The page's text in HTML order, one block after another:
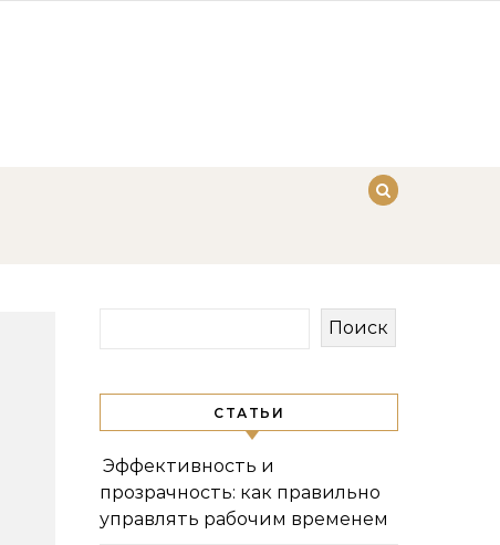
Поиск
СТАТЬИ
Эффективность и
прозрачность: как правильно
управлять рабочим временем